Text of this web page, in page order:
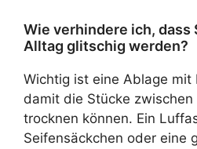
Wie verhindere ich, dass
Alltag glitschig werden?
Wichtig ist eine Ablage mit
damit die Stücke
trocknen können. Ein
Seifensäckchen oder eine